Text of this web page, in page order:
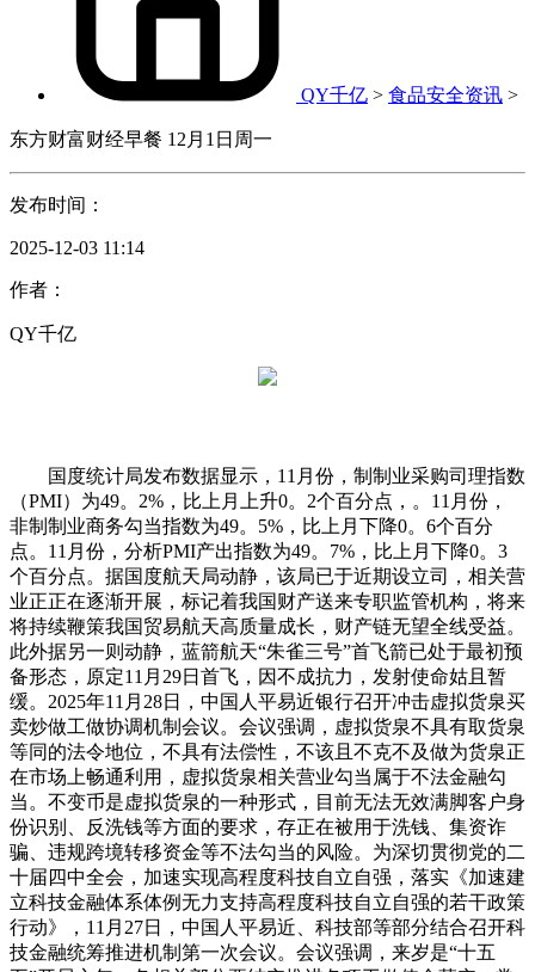
QY千亿 > 食品安全资讯 >
东方财富财经早餐 12月1日周一
发布时间：
2025-12-03 11:14
作者：
QY千亿
国度统计局发布数据显示，11月份，制制业采购司理指数
（PMI）为49。2%，比上月上升0。2个百分点，。11月份，
非制制业商务勾当指数为49。5%，比上月下降0。6个百分
点。11月份，分析PMI产出指数为49。7%，比上月下降0。3
个百分点。据国度航天局动静，该局已于近期设立司，相关营
业正正在逐渐开展，标记着我国财产送来专职监管机构，将来
将持续鞭策我国贸易航天高质量成长，财产链无望全线受益。
此外据另一则动静，蓝箭航天“朱雀三号”首飞箭已处于最初预
备形态，原定11月29日首飞，因不成抗力，发射使命姑且暂
缓。2025年11月28日，中国人平易近银行召开冲击虚拟货泉买
卖炒做工做协调机制会议。会议强调，虚拟货泉不具有取货泉
等同的法令地位，不具有法偿性，不该且不克不及做为货泉正
在市场上畅通利用，虚拟货泉相关营业勾当属于不法金融勾
当。不变币是虚拟货泉的一种形式，目前无法无效满脚客户身
份识别、反洗钱等方面的要求，存正在被用于洗钱、集资诈
骗、违规跨境转移资金等不法勾当的风险。为深切贯彻党的二
十届四中全会，加速实现高程度科技自立自强，落实《加速建
立科技金融体系体例无力支持高程度科技自立自强的若干政策
行动》，11月27日，中国人平易近、科技部等部分结合召开科
技金融统筹推进机制第一次会议。会议强调，来岁是“十五